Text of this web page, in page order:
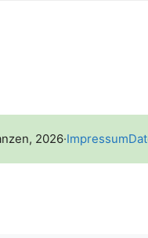
2026·Impressum